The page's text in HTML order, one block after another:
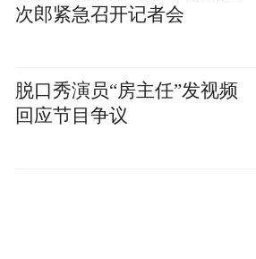
次郎紧急召开记者会
脱口秀演员“房主任”发视频
回应节目争议